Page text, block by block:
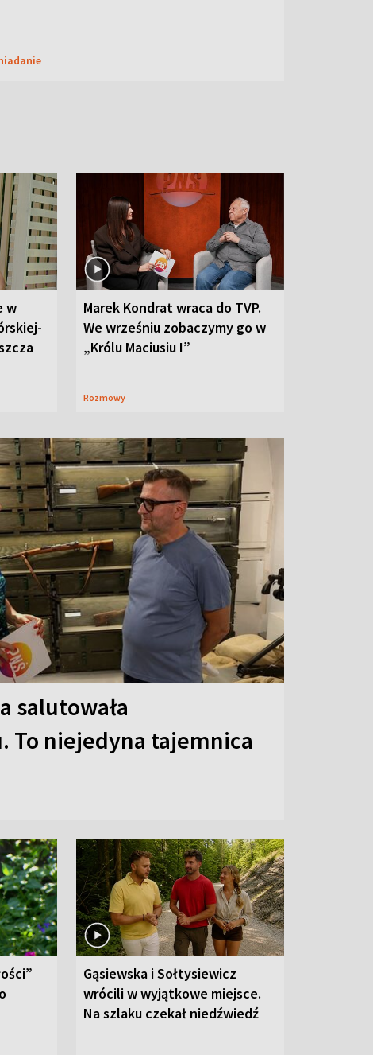
w
Marek Kondrat wraca do TVP.
We wrześniu zobaczymy go w
„Królu Maciusiu I”
Rozmowy
salutowała
To niejedyna tajemnica
Gąsiewska i Sołtysiewicz
wrócili w wyjątkowe miejsce.
Na szlaku czekał niedźwiedź